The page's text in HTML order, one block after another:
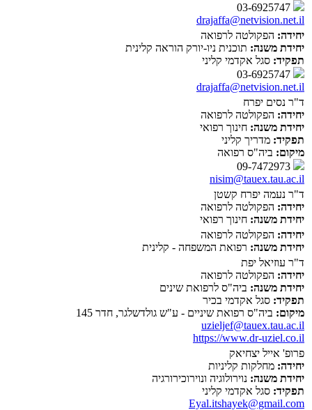
drajaffa@netvision.net.il
יחידה: הפקולטה לרפואה
יחידת משנה: תוכנית ניו-יורק הוראה קלינית
תפקיד: סגל אקדמי קליני
drajaffa@netvision.net.il
ד"ר נסים יפרח
יחידה: הפקולטה לרפואה
יחידת משנה: חינוך רפואי
תפקיד: מדריך קליני
מיקום: ביה"ס רפואה
nisim@tauex.tau.ac.il
ד"ר נעמה יפרח קשטן
יחידה: הפקולטה לרפואה
יחידת משנה: חינוך רפואי
יחידה: הפקולטה לרפואה
יחידת משנה: רפואת המשפחה - קלינית
ד"ר עוזיאל יפת
יחידה: הפקולטה לרפואה
יחידת משנה: ביה"ס לרפואת שינים
תפקיד: סגל אקדמי בכיר
מיקום: ביה"ס רפואת שיניים - ע"ש גולדשלגר, חדר 145
uzieljef@tauex.tau.ac.il
https://www.dr-uziel.co.il
פרופ' אייל יצחיאק
יחידה: מחלקות קליניות
יחידת משנה: נוירולוגיה ונוירוכירורגיה
תפקיד: סגל אקדמי קליני
Eyal.itshayek@gmail.com